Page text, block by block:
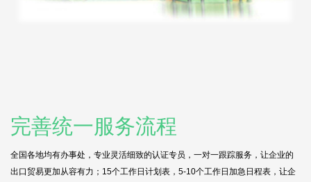
完善统一服务流程
全国各地均有办事处，专业灵活细致的认证专员，一对一跟踪服务，让企业的
出口贸易更加从容有力；15个工作日计划表，5-10个工作日加急日程表，让企